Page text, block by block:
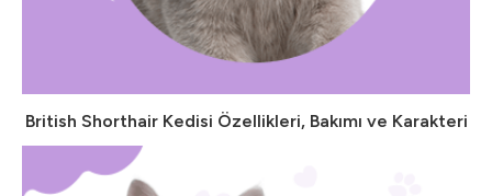
British Shorthair Kedisi Özellikleri, Bakımı ve Karakteri